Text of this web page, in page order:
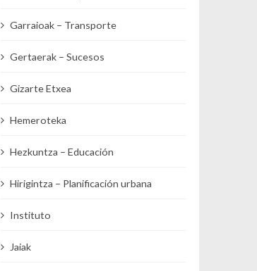
Garraioak – Transporte
Gertaerak – Sucesos
Gizarte Etxea
Hemeroteka
Hezkuntza – Educación
Hirigintza – Planificación urbana
Instituto
Jaiak